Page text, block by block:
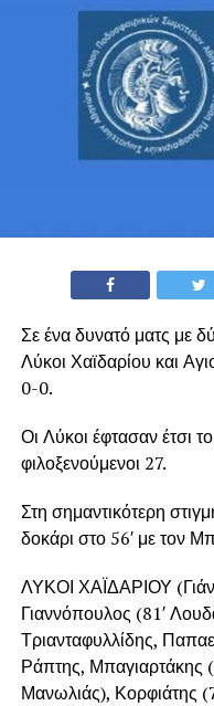
Σε ένα δυνατό ματς με
Λύκοι Χαϊδαρίου και
0-0.
Οι Λύκοι έφτασαν έτσι
φιλοξενούμενοι 27.
Στη σημαντικότερη
δοκάρι στο 56′ με τον
ΛΥΚΟΙ ΧΑΪΔΑΡΙΟΥ
Γιαννόπουλος (81′
Τριανταφυλλίδης,
Ράπτης, Μπαγιαρτάκης
Μανωλιάς), Κορφιάτης